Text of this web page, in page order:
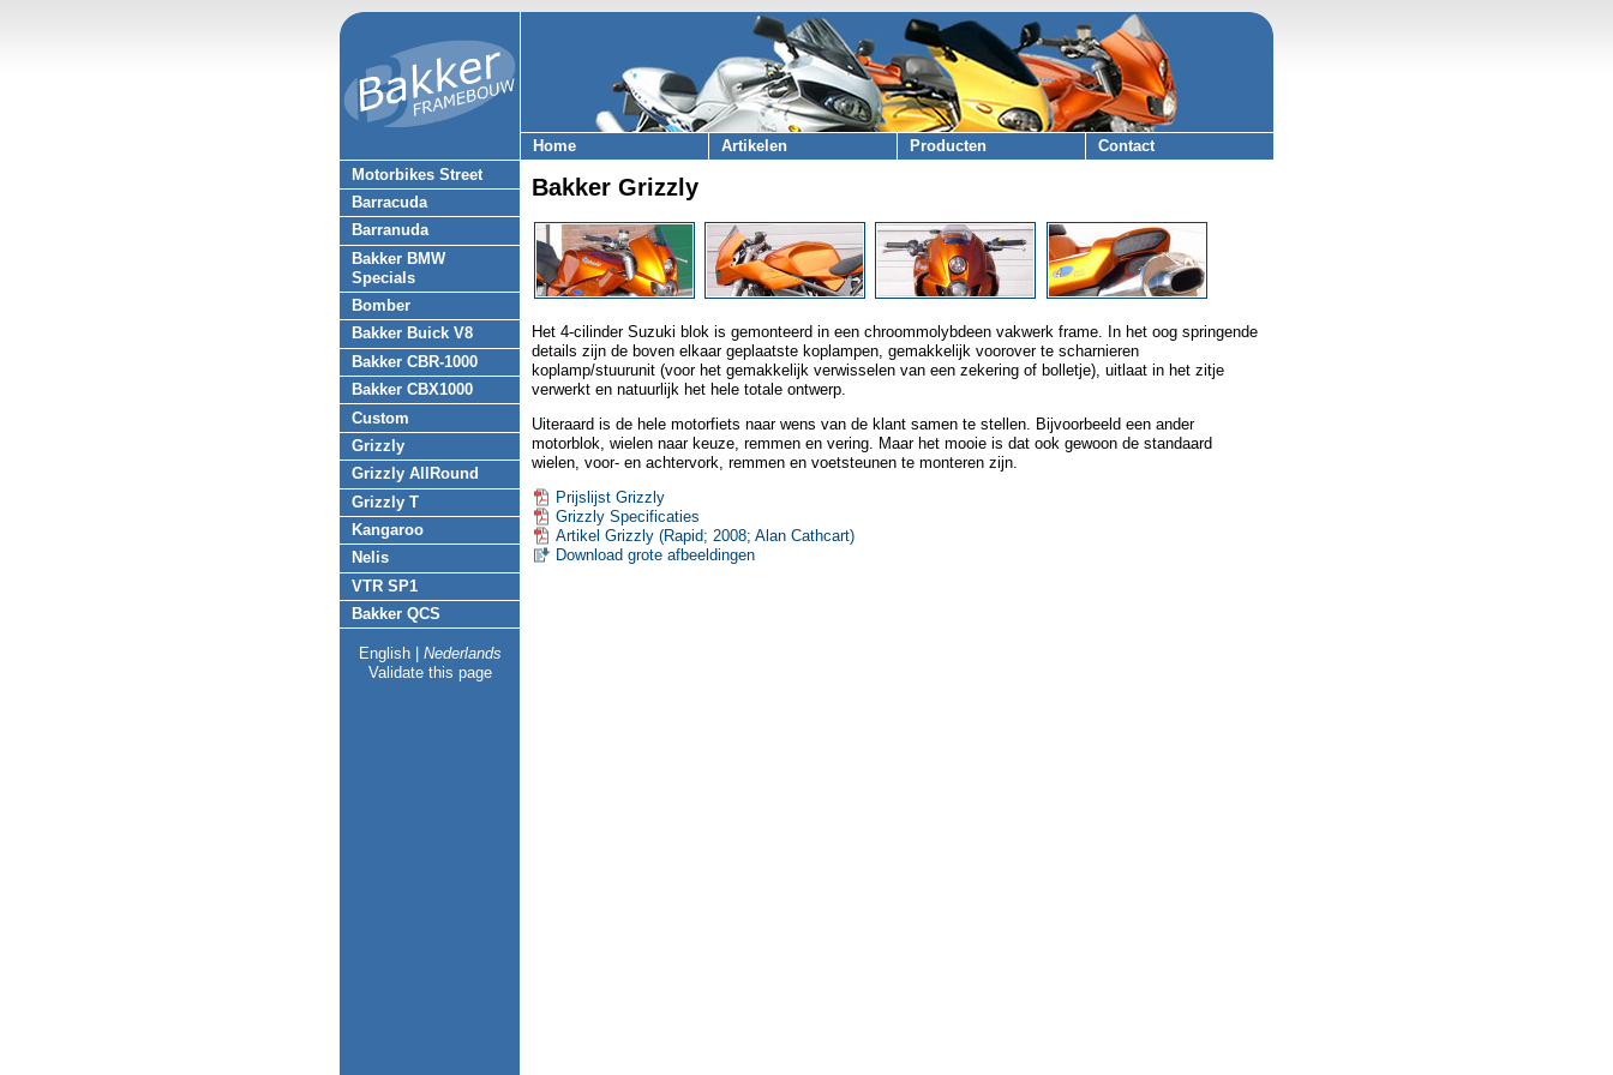
Home Artikelen Producten
Contact
Motorbikes Street
Barracuda
Barranuda
Bakker BMW
Specials
Bomber
Bakker Buick V8
Bakker CBR-1000
Bakker CBX1000
Custom
Grizzly
Grizzly AllRound
Grizzly T
Kangaroo
Nelis
VTR SP1
Bakker QCS
English| Nederlands
Validate this page
Bakker Grizzly
Het 4-cilinder Suzuki blok is gemonteerd in een chroommolybdeen vakwerk frame. In het oog springende
details zijn de boven elkaar geplaatste koplampen, gemakkelijk voorover te scharnieren
koplamp/stuurunit (voor het gemakkelijk verwisselen van een zekering of bolletje), uitlaat in het zitje
verwerkt en natuurlijk het hele totale ontwerp.
Uiteraard is de hele motorfiets naar wens van de klant samen te stellen. Bijvoorbeeld een ander
motorblok, wielen naar keuze, remmen en vering. Maar het mooie is dat ook gewoon de standaard
wielen, voor- en achtervork, remmen en voetsteunen te monteren zijn.
Prijslijst Grizzly
Grizzly Specificaties
Artikel Grizzly (Rapid; 2008; Alan Cathcart)
Download grote afbeeldingen